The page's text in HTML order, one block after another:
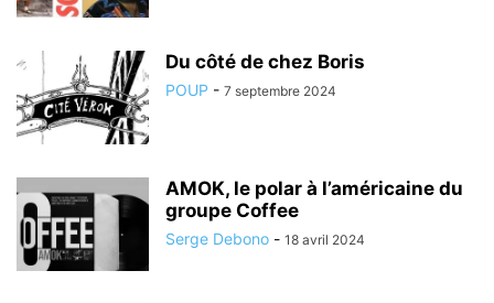
Du côté de chez Boris
POUP - 7 septembre 2024
AMOK, le polar à l’américaine du
groupe Coffee
Serge Debono - 18 avril 2024